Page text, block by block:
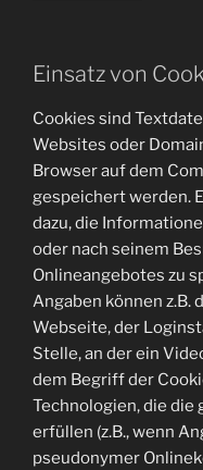
Einsatz von
Cookies sind
Websites oder
Browser auf dem
gespeichert werden.
dazu, die
oder nach seinem
Onlineangebotes zu
Angaben können z.B.
Webseite, der
Stelle, an der ein
dem Begriff der
Technologien, die die
erfüllen (z.B., wenn
pseudonymer